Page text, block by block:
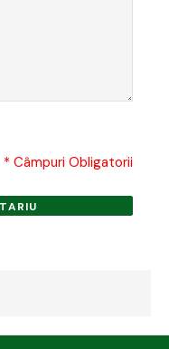
* Câmpuri Obligatorii